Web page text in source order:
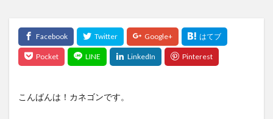
こんばんは！カネゴンです。